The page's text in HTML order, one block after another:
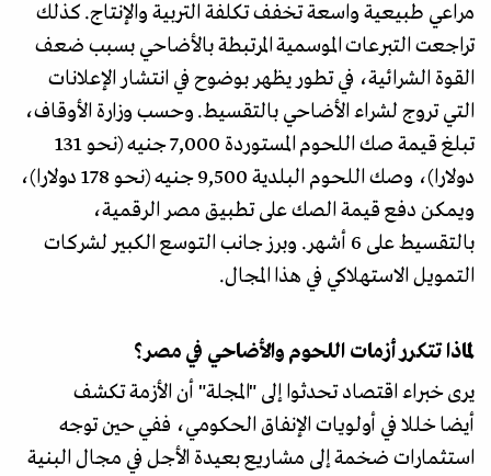
مراعي طبيعية واسعة تخفف تكلفة التربية والإنتاج. كذلك
تراجعت التبرعات الموسمية المرتبطة بالأضاحي بسبب ضعف
القوة الشرائية، في تطور يظهر بوضوح في انتشار الإعلانات
التي تروج لشراء الأضاحي بالتقسيط. وحسب وزارة الأوقاف،
تبلغ قيمة صك اللحوم المستوردة 7,000 جنيه (نحو 131
دولارا)، وصك اللحوم البلدية 9,500 جنيه (نحو 178 دولارا)،
ويمكن دفع قيمة الصك على تطبيق مصر الرقمية،
بالتقسيط على 6 أشهر. وبرز جانب التوسع الكبير لشركات
التمويل الاستهلاكي في هذا المجال.
لماذا تتكرر أزمات اللحوم والأضاحي في مصر؟
يرى خبراء اقتصاد تحدثوا إلى "المجلة" أن الأزمة تكشف
أيضا خللا في أولويات الإنفاق الحكومي، ففي حين توجه
استثمارات ضخمة إلى مشاريع بعيدة الأجل في مجال البنية